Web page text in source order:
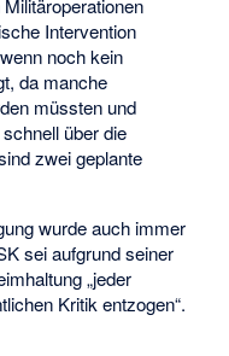
Intervention
noch kein
da manche
müssten und
über die
zwei geplante
wurde auch immer
sei aufgrund seiner
„jeder
Kritik entzogen“.